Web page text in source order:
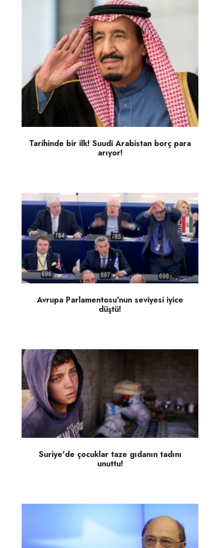
Tarihinde bir ilk! Suudi Arabistan borç para
arıyor!
Avrupa Parlamentosu'nun seviyesi iyice
düştü!
Suriye'de çocuklar taze gıdanın tadını
unuttu!